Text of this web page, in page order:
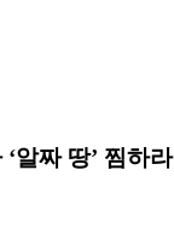
알짜 땅’ 찜하라